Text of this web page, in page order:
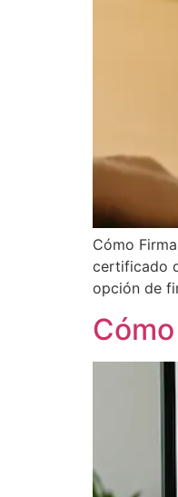
Cómo
certificado
opción de